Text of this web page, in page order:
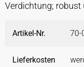
Verdichtung; robust
Artikel-Nr. 70-
Lieferkosten